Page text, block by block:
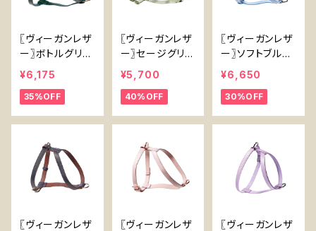
〖ヴィーガンレザ
ー〗ボトルグリー
ンハーネス【Veg
an Leather Bo
ttle Green Har
¥6,175
35%OFF
〖ヴィーガンレザ
ー〗セージグリー
ンハーネス【Veg
an Leather Sa
ge Harness】
¥5,700
40%OFF
〖ヴィーガンレザ
ー〗ソフトブルー
ハーネス【Vega
n Leather Soft
Blue Harness】
¥6,650
30%OFF
〖ヴィーガンレザ
〖ヴィーガンレザ
〖ヴィーガンレザ